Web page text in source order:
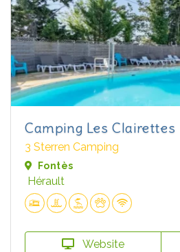
Camping Les Clairettes
3 Sterren Camping
Fontès
Hérault
Website